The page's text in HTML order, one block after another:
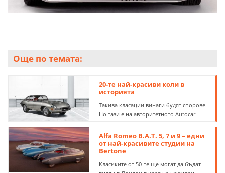
Още по темата:
20-те най-красиви коли в
историята
Такива класации винаги будят спорове.
Но тази е на авторитетното Autocar
Alfa Romeo B.A.T. 5, 7 и 9 – едни
от най-красивите студии на
Bertone
Класиките от 50-те ще могат да бъдат